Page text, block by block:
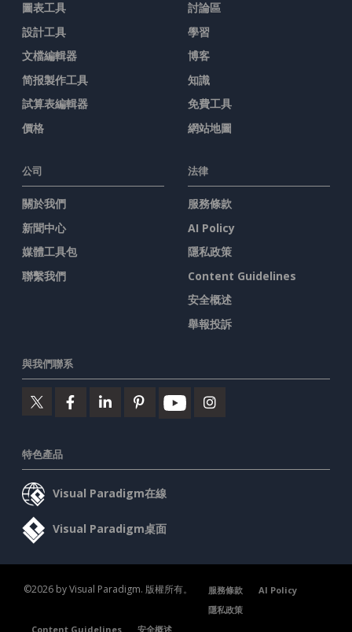
圖表工具
設計工具
文檔編輯器
简报製作工具
試算表編輯器
價格
討論區
學習
博客
知識
免費工具
網站地圖
公司
關於我們
新聞中心
媒體工具包
聯繫我們
法律
服務條款
AI Policy
隱私政策
Content Guidelines
安全概述
舉報投訴
與我們聯系
特色產品
Visual Paradigm在線
Visual Paradigm桌面
©2026 by Visual Paradigm. 版權所有。 服務條款
AI Policy
隱私政策
Content Guidelines
安全概述